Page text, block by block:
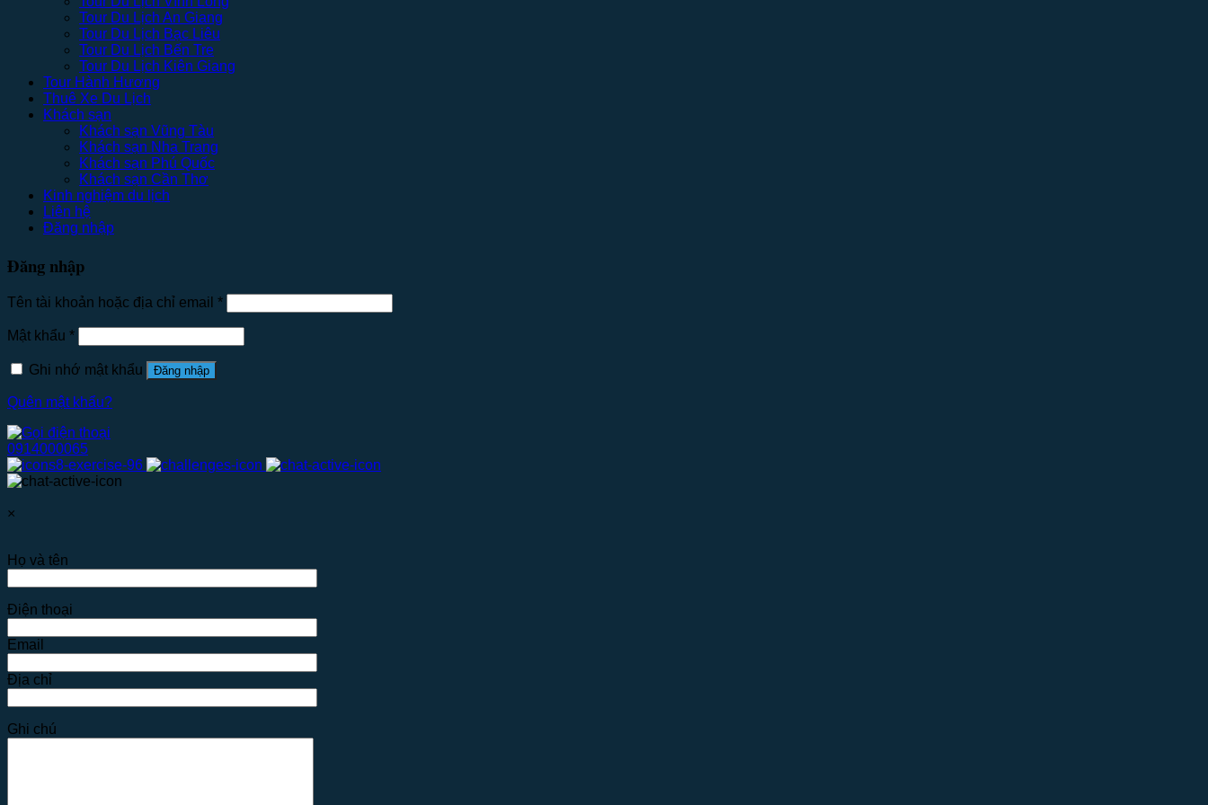
Tour Du Lịch An Giang
Tour Du Lịch Bạc Liêu
Tour Du Lịch Bến Tre
Tour Du Lịch Kiên Giang
Tour Hành Hương
Thuê Xe Du Lịch
Khách sạn
Khách sạn Vũng Tàu
Khách sạn Nha Trang
Khách sạn Phú Quốc
Khách sạn Cần Thơ
Kinh nghiệm du lịch
Liên hệ
Đăng nhập
Đăng nhập
Tên tài khoản hoặc địa chỉ email *
Mật khẩu *
Ghi nhớ mật khẩu Đăng nhập
Quên mật khẩu?
0914000065
×
Họ và tên
Điện thoại
Email
Địa chỉ
Ghi chú